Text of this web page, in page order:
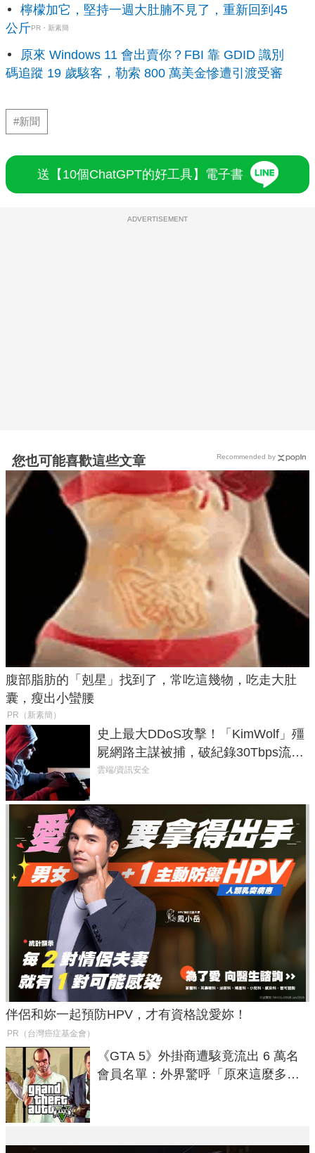
檸檬加它，堅持一週大肚腩不見了，重新回到45
公斤PR・新素簡
原來 Windows 11 會出賣你？FBI 靠 GDID 識別
碼追蹤 19 歲駭客，勒索 800 萬美金慘遭引渡受審
#新聞
送【10個ChatGPT的好工具】電子書
ADVERTISEMENT
您也可能喜歡這些文章
腹部脂肪的「剋星」找到了，常吃這幾物，吃走大肚
囊，瘦出小蠻腰
PR（新素簡）
史上最大DDoS攻擊！「KimWolf」殭
屍網路主謀被捕，破紀錄30Tbps流量
癱瘓全球！
雲端/資訊安全
伴侶和妳一起預防HPV，才有資格說愛妳！
PR（台灣癌症基金會）
《GTA 5》外掛商遭駭竟流出 6 萬名
會員名單：外界驚呼「原來這麼多人
Recommended by